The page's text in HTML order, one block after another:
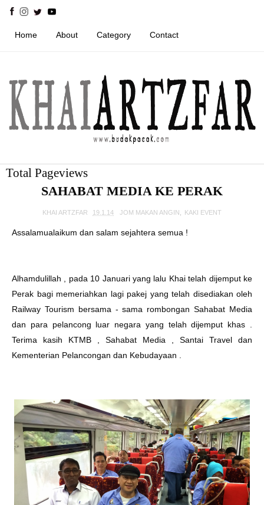
Home About Category Contact
Total Pageviews
SAHABAT MEDIA KE PERAK
KHAI ARTZFAR 19.1.14 JOM MAKAN ANGIN KAKI EVENT
Assalamualaikum dan salam sejahtera semua !
Alhamdulillah , pada 10 Januari yang lalu Khai telah dijemput ke
Perak bagi memeriahkan lagi pakej yang telah disediakan oleh
Railway Tourism bersama - sama rombongan Sahabat Media
dan para pelancong luar negara yang telah dijemput khas .
Terima kasih KTMB , Sahabat Media , Santai Travel dan
Kementerian Pelancongan dan Kebudayaan .